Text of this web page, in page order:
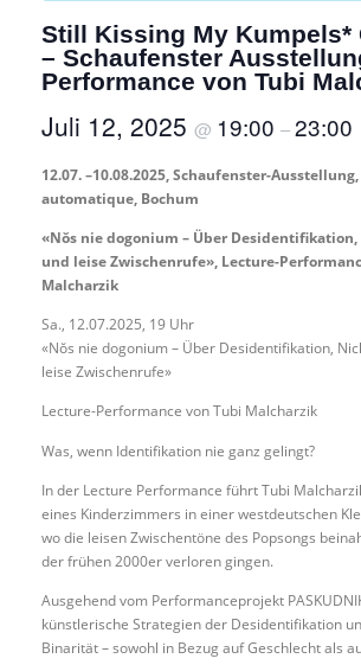
Still Kissing My Kumpels*
– Schaufenster
Performance von Tubi
Juli 12, 2025 @ 19:00 –23:00
12.07. –10.08.2025, Schaufenster-
automatique, Bochum
«Nŏs nie dogonium – Über
und leise Zwischenrufe», Lecture-
Malcharzik
Sa., 12.07.2025, 19 Uhr
«Nŏs nie dogonium – Über Desidentifikation,
leise Zwischenrufe»
Lecture-Performance von Tubi Malcharzik
Was, wenn Identifikation nie ganz gelingt?
In der Lecture Performance führt Tubi
eines Kinderzimmers in einer westdeutschen
wo die leisen Zwischentöne des Popsongs
der frühen 2000er verloren gingen.
Ausgehend vom Performanceprojekt
künstlerische Strategien der Desidentifikation
Binarität – sowohl in Bezug auf Geschlecht als